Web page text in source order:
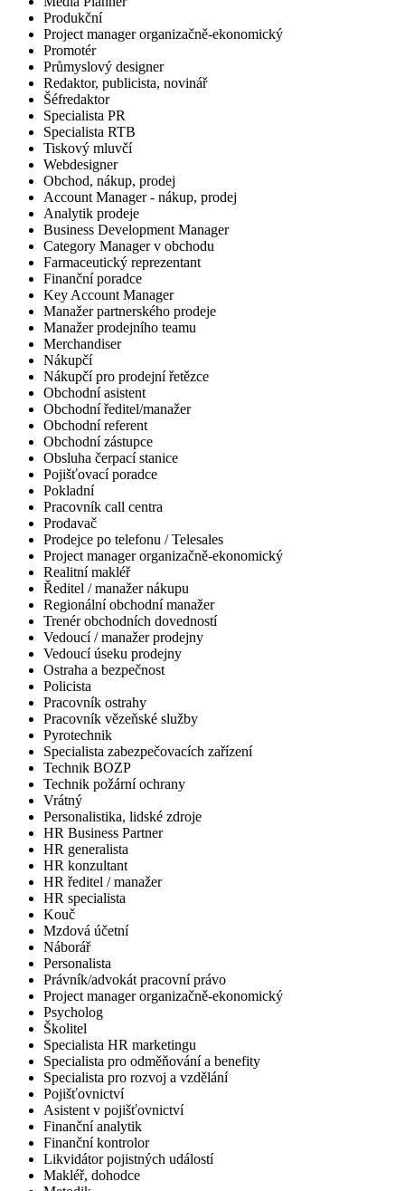
Produkční
Project manager organizačně-ekonomický
Promotér
Průmyslový designer
Redaktor, publicista, novinář
Šéfredaktor
Specialista PR
Specialista RTB
Tiskový mluvčí
Webdesigner
Obchod, nákup, prodej
Account Manager - nákup, prodej
Analytik prodeje
Business Development Manager
Category Manager v obchodu
Farmaceutický reprezentant
Finanční poradce
Key Account Manager
Manažer partnerského prodeje
Manažer prodejního teamu
Merchandiser
Nákupčí
Nákupčí pro prodejní řetězce
Obchodní asistent
Obchodní ředitel/manažer
Obchodní referent
Obchodní zástupce
Obsluha čerpací stanice
Pojišťovací poradce
Pokladní
Pracovník call centra
Prodavač
Prodejce po telefonu / Telesales
Project manager organizačně-ekonomický
Realitní makléř
Ředitel / manažer nákupu
Regionální obchodní manažer
Trenér obchodních dovedností
Vedoucí / manažer prodejny
Vedoucí úseku prodejny
Ostraha a bezpečnost
Policista
Pracovník ostrahy
Pracovník vězeňské služby
Pyrotechnik
Specialista zabezpečovacích zařízení
Technik BOZP
Technik požární ochrany
Vrátný
Personalistika, lidské zdroje
HR Business Partner
HR generalista
HR konzultant
HR ředitel / manažer
HR specialista
Kouč
Mzdová účetní
Náborář
Personalista
Právník/advokát pracovní právo
Project manager organizačně-ekonomický
Psycholog
Školitel
Specialista HR marketingu
Specialista pro odměňování a benefity
Specialista pro rozvoj a vzdělání
Pojišťovnictví
Asistent v pojišťovnictví
Finanční analytik
Finanční kontrolor
Likvidátor pojistných událostí
Makléř, dohodce